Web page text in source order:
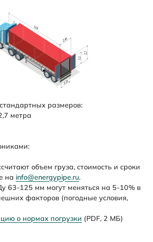
размеров:
метра
объем груза, стоимость и сроки
на info@energypipe.ru.
63-125 мм могут меняться на 5-10% в
факторов (погодные условия,
о нормах погрузки (PDF, 2 МБ)